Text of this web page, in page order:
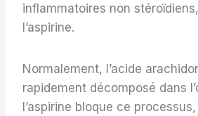
inflammatoires non
l’aspirine.
Normalement, l’acide
rapidement décomposé dans
l’aspirine bloque ce